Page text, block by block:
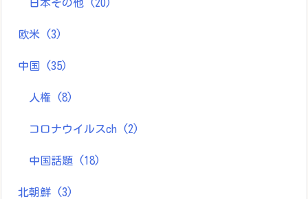
日本その他 (20)
欧米 (3)
中国 (35)
人権 (8)
コロナウイルスch (2)
中国話題 (18)
北朝鮮 (3)